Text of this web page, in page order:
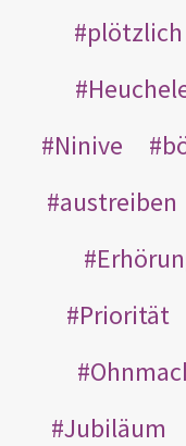
plötzlich
Ninive
austreiben
Priorität
Jubiläum